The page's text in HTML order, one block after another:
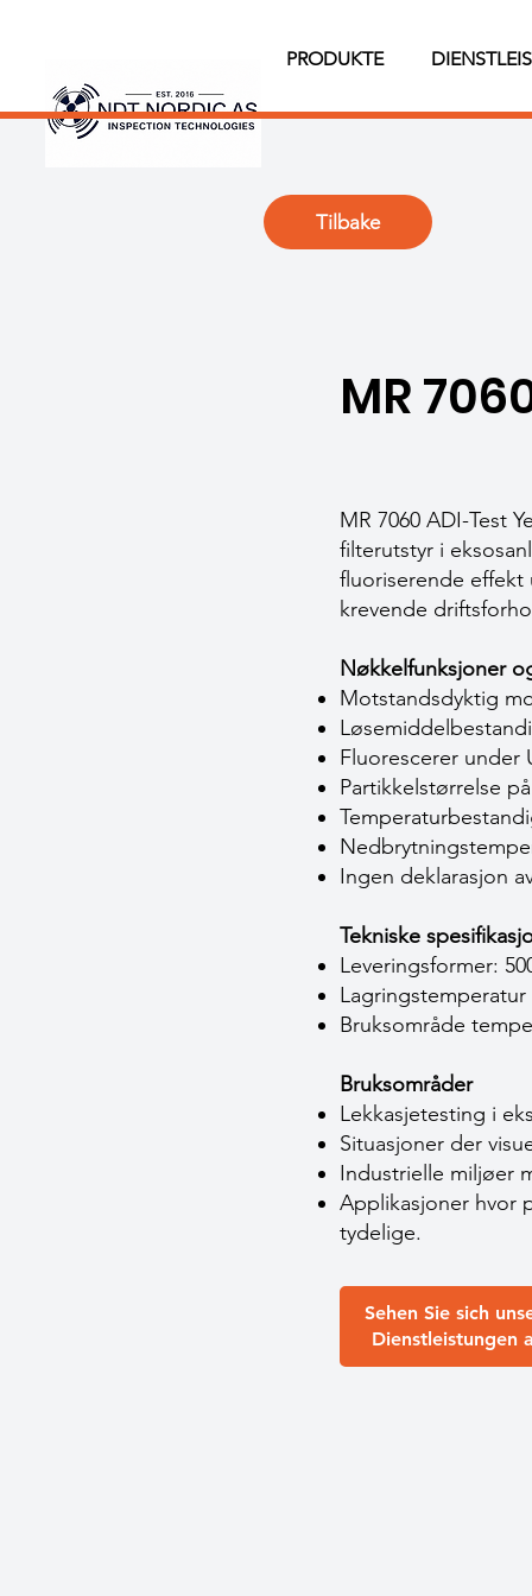
PRODUKTE
Tilbake
MR
MR 7060 ADI-Test
filterutstyr i
fluoriserende effekt
krevende
Nøkkelfunksjoner
Motstandsdyktig
Fluorescerer under
Partikkelstørrelse
Ingen deklarasjon
Tekniske
Leveringsformer:
Lagringstemperatur
Bruksområde
Bruksområder
Lekkasjetesting i
Situasjoner der
Industrielle miljøer
Applikasjoner hvor
tydelige.
Sehen Sie sich
Dienstleistungen